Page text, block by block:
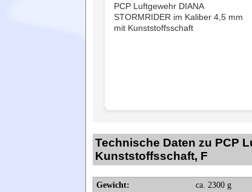
PCP Luftgewehr DIANA
STORMRIDER im Kaliber 4,5 mm
mit Kunststoffsschaft
Technische Daten zu PCP
Kunststoffsschaft, F
Gewicht: ca. 2300 g